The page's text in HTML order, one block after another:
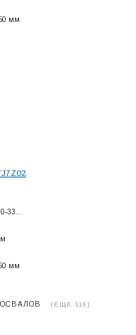
мм
33…
мм
(ЕЩЕ 116)